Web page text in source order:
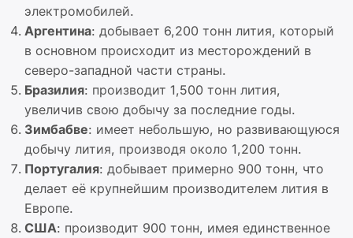
электромобилей.
Аргентина: добывает 6,200 тонн лития, который
в основном происходит из месторождений в
северо-западной части страны.
Бразилия: производит 1,500 тонн лития,
увеличив свою добычу за последние годы.
Зимбабве: имеет небольшую, но развивающуюся
добычу лития, производя около 1,200 тонн.
Португалия: добывает примерно 900 тонн, что
делает её крупнейшим производителем лития в
Европе.
США: производит 900 тонн, имея единственное